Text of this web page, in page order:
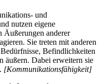
und
nutzen eigene
Äußerungen anderer
Sie treten mit anderen
Befindlichkeiten
äußern. Dabei erweitern sie
[Kommunikationsfähigkeit]